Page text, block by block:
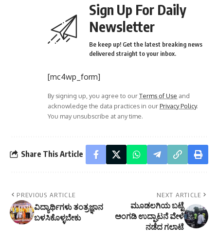
Sign Up For Daily
Newsletter
Be keep up! Get the latest breaking news
delivered straight to your inbox.
[mc4wp_form]
By signing up, you agree to ourTerms of Use and
acknowledge the data practices in ourPrivacy Policy.
You may unsubscribe at any time.
Share This Article
PREVIOUS ARTICLE
ವಿದ್ಯಾರ್ಥಿಗಳು ತಂತ್ರಜ್ಞಾನ
ಬಳಸಿಕೊಳ್ಳಬೇಕು
NEXT ARTICLE
ಮೂಡಲಗಿಯ ಬಟ್ಟೆ
ಅಂಗಡಿ ಉದ್ಘಾಟನೆ ವೇಳೆ
ನಡೆದ ಗಲಾಟೆ